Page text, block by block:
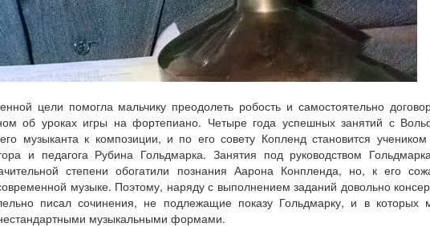
цели помогла мальчику преодолеть робость и самостоятельно
об уроках игры на фортепиано. Четыре года успешных занятий с
музыканта к композиции, и по его совету Копленд становится
и педагога Рубина Гольдмарка. Занятия под руководством
степени обогатили познания Аарона Конпленда, но, к его
музыке. Поэтому, наряду с выполнением заданий довольно
писал сочинения, не подлежащие показу Гольдмарку, и в которых
музыкальными формами.